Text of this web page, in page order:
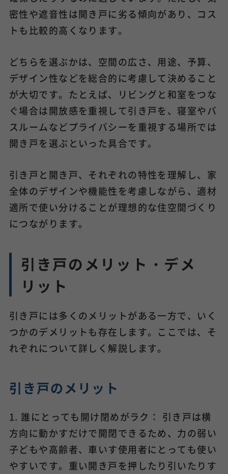
密性や遮音性は開き戸に劣る傾向があり、コス
トも比較的高くなります。
どちらを選ぶかは、空間の広さ、用途、予算、
デザイン性などを総合的に考慮して決めること
が大切です。たとえば、リビングと和室をつな
ぐ場合は開放感を重視して引き戸を、寝室やバ
スルームなどプライバシーを重視する場所では
開き戸を選ぶといった具合です。
引き戸と開き戸、それぞれの特性を理解し、家
全体のデザインや機能性を考慮しながら、適材
適所で使い分けることが理想的な住空間づくり
につながります。
引き戸のメリット・デメ
リット
引き戸には多くのメリットがある一方で、いく
つかのデメリットも存在します。ここでは、そ
れぞれについて詳しく解説します。
引き戸のメリット
1. 誰にとっても開け閉めがラク： 引き戸は横
方向に動かすだけで開閉できるため、力の弱い
子どもや高齢者、車いす使用者にとっても使い
やすいです。重い開き戸を押したり引いたりす